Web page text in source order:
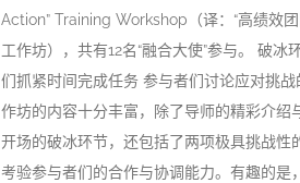
Action” Training Workshop（译：“高绩效团
工作坊），共有12名“融合大使”参与。 破冰
们抓紧时间完成任务 参与者们讨论应对挑战
作坊的内容十分丰富，除了导师的精彩介绍
开场的破冰环节，还包括了两项极具挑战性
考验参与者们的合作与协调能力。有趣的是